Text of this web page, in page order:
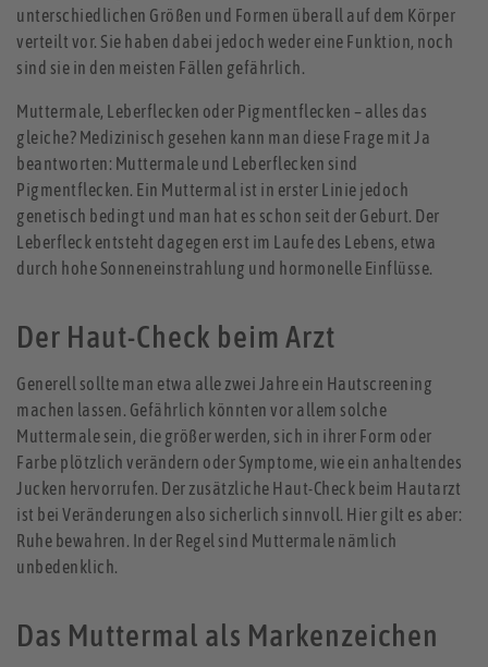
unterschiedlichen Größen und Formen überall auf dem Körper
verteilt vor. Sie haben dabei jedoch weder eine Funktion, noch
sind sie in den meisten Fällen gefährlich.
Muttermale, Leberflecken oder Pigmentflecken – alles das
gleiche? Medizinisch gesehen kann man diese Frage mit Ja
beantworten: Muttermale und Leberflecken sind
Pigmentflecken. Ein Muttermal ist in erster Linie jedoch
genetisch bedingt und man hat es schon seit der Geburt. Der
Leberfleck entsteht dagegen erst im Laufe des Lebens, etwa
durch hohe Sonneneinstrahlung und hormonelle Einflüsse.
Der Haut-Check beim Arzt
Generell sollte man etwa alle zwei Jahre ein Hautscreening
machen lassen. Gefährlich könnten vor allem solche
Muttermale sein, die größer werden, sich in ihrer Form oder
Farbe plötzlich verändern oder Symptome, wie ein anhaltendes
Jucken hervorrufen. Der zusätzliche Haut-Check beim Hautarzt
ist bei Veränderungen also sicherlich sinnvoll. Hier gilt es aber:
Ruhe bewahren. In der Regel sind Muttermale nämlich
unbedenklich.
Das Muttermal als Markenzeichen